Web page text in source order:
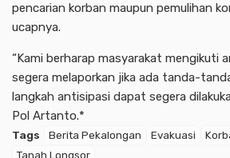
pencarian korban maupun pemulihan
ucapnya.
“Kami berharap masyarakat mengikuti
segera melaporkan jika ada tanda-
langkah antisipasi dapat segera
Pol Artanto.*
Tags Berita Pekalongan Evakuasi
Tanah Longsor